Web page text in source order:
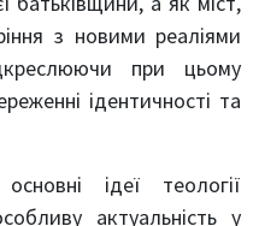
з новими реаліями
при цьому
ідентичності та
ідеї теології
актуальність у